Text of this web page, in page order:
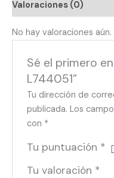
Valoraciones (0)
No hay valoraciones aún.
Sé el primero
L744051”
Tu dirección de
publicada. Los
con *
Tu puntuación *
Tu valoración *